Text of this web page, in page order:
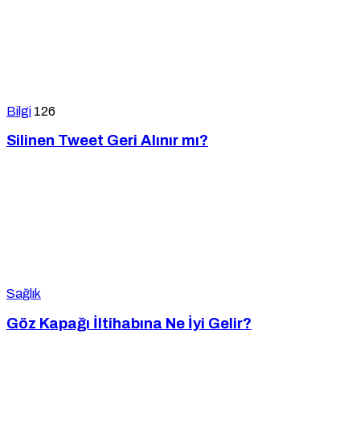
Bilgi 126
Silinen Tweet Geri Alınır mı?
Sağlık
Göz Kapağı İltihabına Ne İyi Gelir?